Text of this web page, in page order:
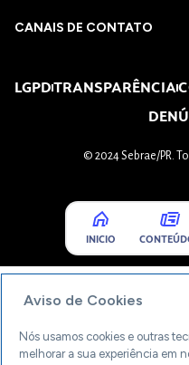
CANAIS DE CONTATO
LGPDTRANSPARÊNCIA
© 2024 Sebrae/PR.
INICIO
Aviso de Cookies
Nós usamos cookies e outras
melhorar a sua experiência em